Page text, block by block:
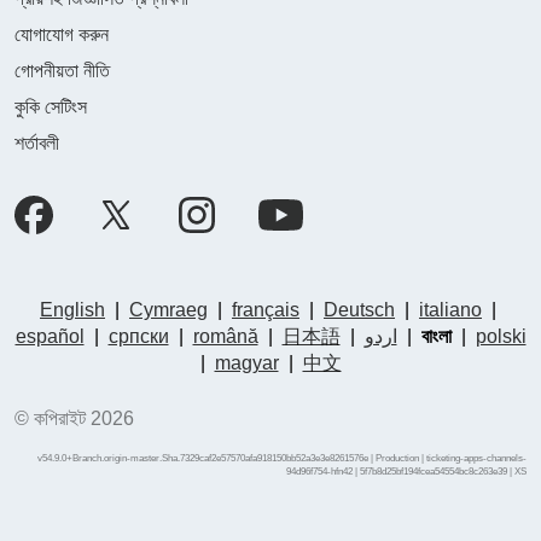
যোগাযোগ করুন
গোপনীয়তা নীতি
কুকি সেটিংস
শর্তাবলী
English Cymraeg français Deutsch italiano
español
српски română 日本語| اردو বাংলা|
polski
magyar| 中文
© কপিরাইট 2026
v54.9.0+Branch.origin-master.Sha.7329caf2e57570afa918150bb52a3e3e8261576e | Production | ticketing-apps-channels-
94d96f754-hfn42 | 5f7b8d25bf194fcea54554bc8c263e39 | XS